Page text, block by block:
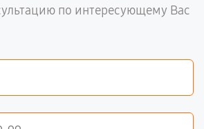
по интересующему Вас